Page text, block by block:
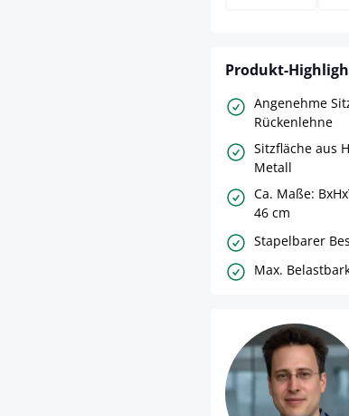
Produkt-
Angenehme
Rückenlehne
Sitzfläche aus
Metall
Ca. Maße:
46 cm
Stapelbarer
Max.